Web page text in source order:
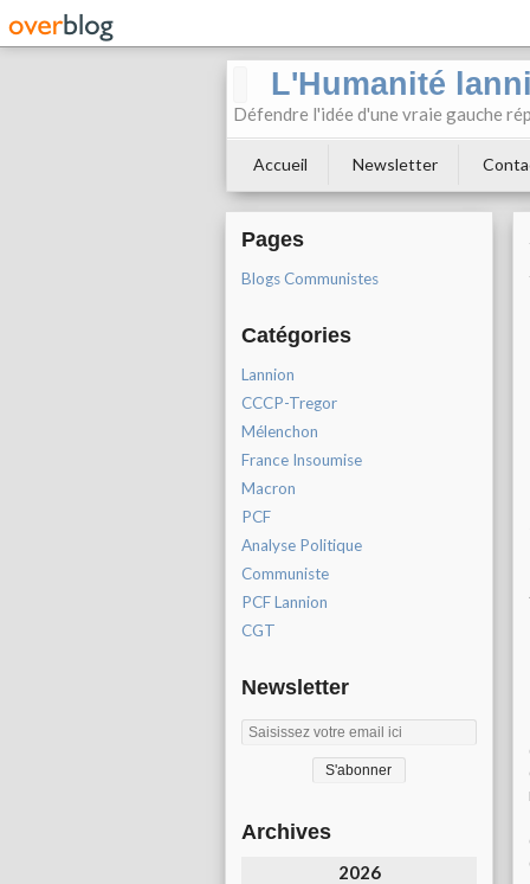
L'Humanité
Défendre l'idée d'une vraie gauche
Accueil Newsletter
Pages
Blogs Communistes
Catégories
Lannion
CCCP-Tregor
Mélenchon
France Insoumise
Macron
PCF
Analyse Politique
Communiste
PCF Lannion
CGT
Newsletter
Archives
2026